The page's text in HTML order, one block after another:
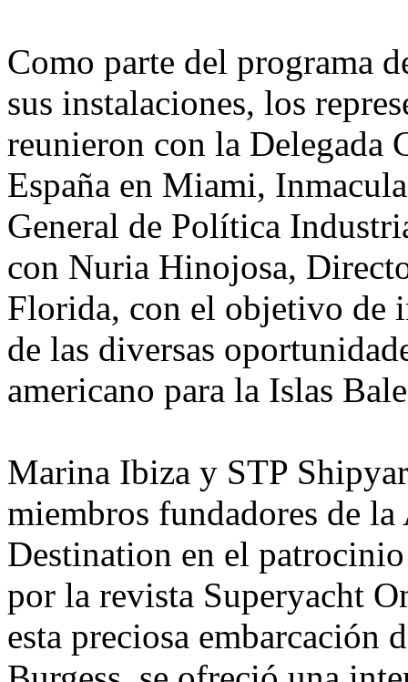
Como parte del programa
sus instalaciones, los
reunieron con la Delegada
España en Miami,
General de Política
con Nuria Hinojosa,
Florida, con el objetivo de
de las diversas
americano para la Islas
Marina Ibiza y STP
miembros fundadores de
Destination en el
por la revista Superyacht
esta preciosa embarcación